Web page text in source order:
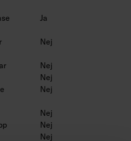
Ja
Nej
Nej
Nej
Nej
Nej
Nej
Nej